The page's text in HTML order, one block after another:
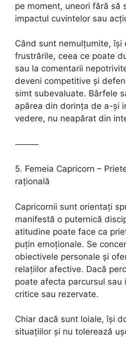
pe moment, uneori fără să
impactul cuvintelor sau
Când sunt nemulțumite, își
frustrările, ceea ce poate
sau la comentarii
deveni competitive și
simt subevaluate. Bârfele
apărea din dorința de a-și
vedere, nu neapărat din
⸻
5. Femeia Capricorn –
rațională
Capricornii sunt orientați
manifestă o puternică
atitudine poate face ca
puțin emoționale. Se
obiectivele personale și
relațiilor afective. Dacă
poate afecta parcursul sau
critice sau rezervate.
Chiar dacă sunt loiale, își
situațiilor și nu tolerează